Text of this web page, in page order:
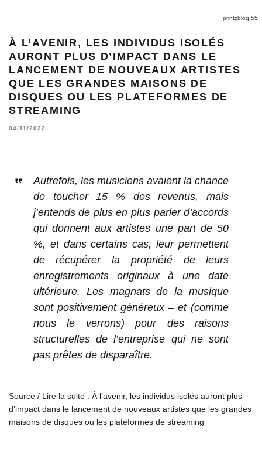
printzblog 55
À L’AVENIR, LES INDIVIDUS ISOLÉS
AURONT PLUS D’IMPACT DANS LE
LANCEMENT DE NOUVEAUX ARTISTES
QUE LES GRANDES MAISONS DE
DISQUES OU LES PLATEFORMES DE
STREAMING
04/11/2022
Autrefois, les musiciens avaient la chance
de toucher 15 % des revenus, mais
j’entends de plus en plus parler d’accords
qui donnent aux artistes une part de 50
%, et dans certains cas, leur permettent
de récupérer la propriété de leurs
enregistrements originaux à une date
ultérieure. Les magnats de la musique
sont positivement généreux – et (comme
nous le verrons) pour des raisons
structurelles de l’entreprise qui ne sont
pas prêtes de disparaître.
Source / Lire la suite : À l’avenir, les individus isolés auront plus
d’impact dans le lancement de nouveaux artistes que les grandes
maisons de disques ou les plateformes de streaming